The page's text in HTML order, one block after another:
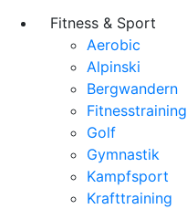
Fitness & Sport
Aerobic
Alpinski
Bergwandern
Fitnesstraining
Golf
Gymnastik
Kampfsport
Krafttraining